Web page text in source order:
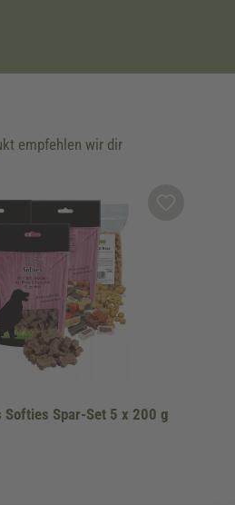
empfehlen wir dir
Softies Spar-Set 5 x 200 g